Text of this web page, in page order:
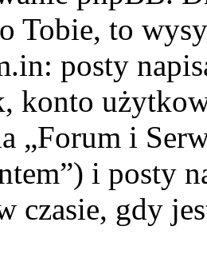
Tobie, to
posty
konto
„Forum i
i posty
czasie, gdy